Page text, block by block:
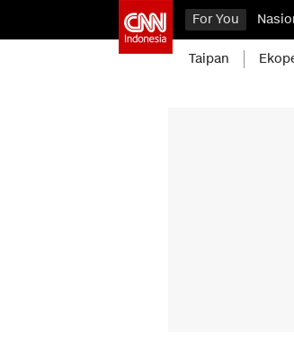
For You
Taipan